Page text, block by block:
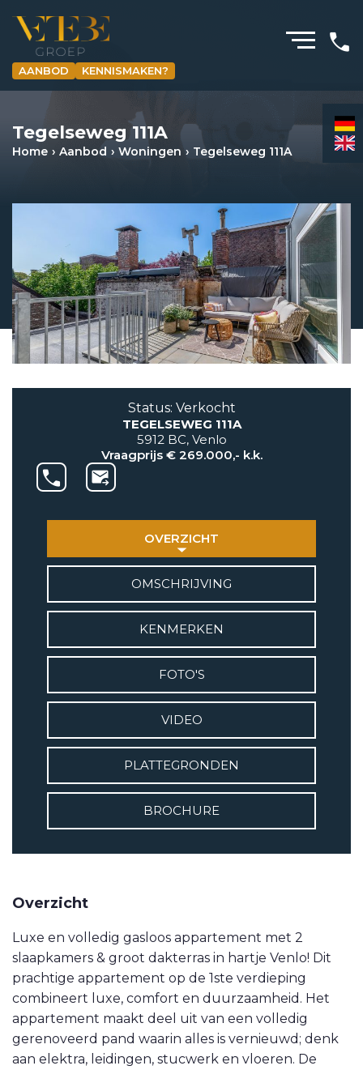
AANBOD KENNISMAKEN?
HOMEPAGINA
WONING­MAKELAARDIJ
HYPOTHEKEN
VERZEKERINGEN
NIEUWS & MEDIA
OVER ONS
REVIEWS
AANBOD
5931 CX Tegelen
info@vetebe.nl
BEL VETEBE
E-MAIL VETEBE
VETEBE INSTAGRAM
VETEBE FACEBOOK
VETEBE LINKEDIN
Tegelseweg 111A
Home Aanbod Woningen Tegelseweg 111A
Status: Verkocht
TEGELSEWEG 111A
5912 BC, Venlo
Vraagprijs € 269.000,- k.k.
OVERZICHT
OMSCHRIJVING
KENMERKEN
FOTO'S
VIDEO
PLATTEGRONDEN
BROCHURE
Overzicht
Luxe en volledig gasloos appartement met 2
slaapkamers & groot dakterras in hartje Venlo! Dit
prachtige appartement op de 1ste verdieping
combineert luxe, comfort en duurzaamheid. Het
appartement maakt deel uit van een volledig
gerenoveerd pand waarin alles is vernieuwd; denk
aan elektra, leidingen, stucwerk en vloeren. De